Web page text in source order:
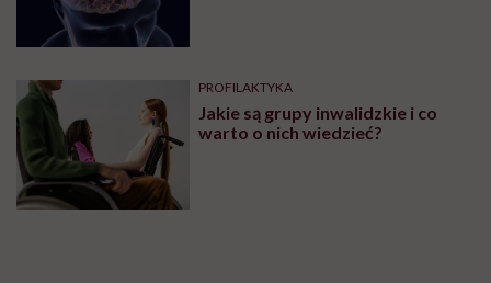
PROFILAKTYKA
Jakie są grupy inwalidzkie i co
warto o nich wiedzieć?